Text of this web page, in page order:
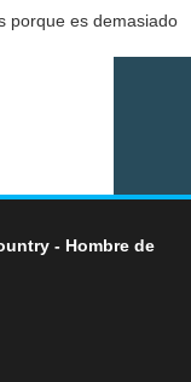
porque es demasiado
- Hombre de